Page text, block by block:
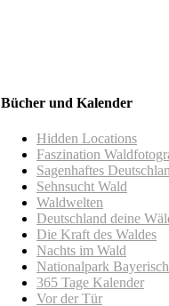
Bücher und Kalender
Hidden Locations
Faszination
Sagenhaftes
Sehnsucht Wald
Waldwelten
Deutschland deine
Die Kraft des Waldes
Nachts im Wald
Nationalpark
365 Tage Kalender
Vor der Tür